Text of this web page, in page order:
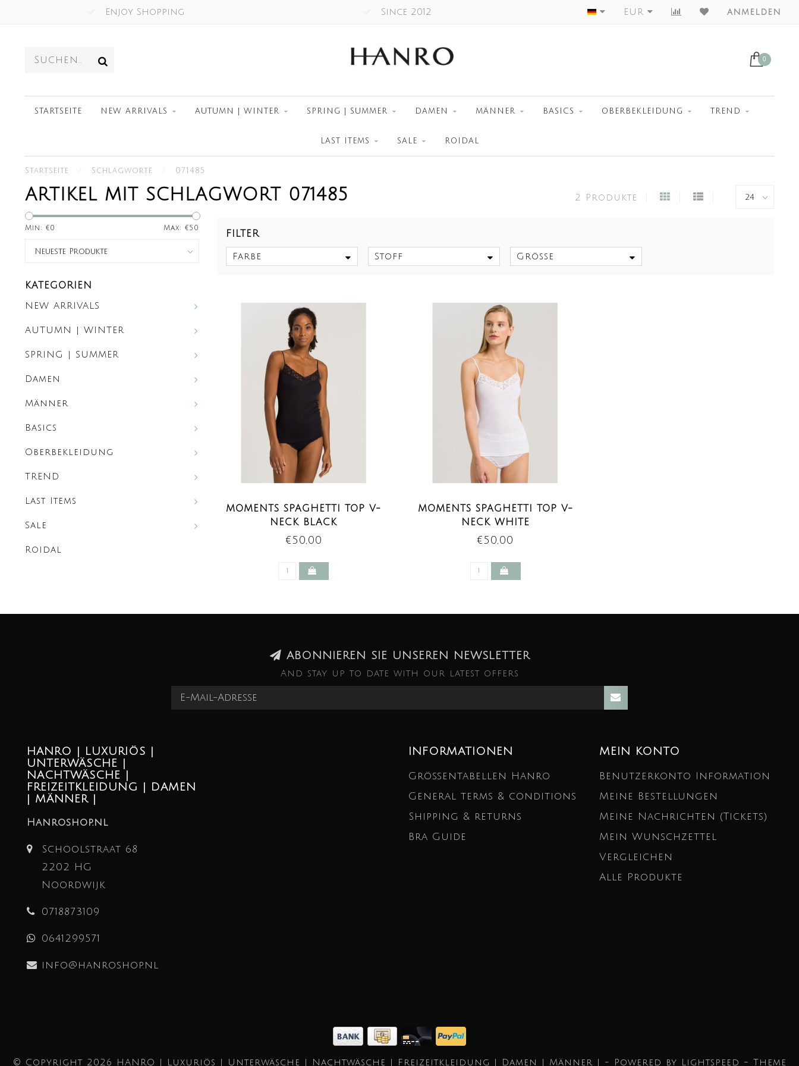
Enjoy Shopping Since 2012 Worldwide Shipment
EUR anmelden
0
STARTSEITE NEW ARRIVALS AUTUMN | WINTER SPRING | SUMMER DAMEN MÄNNER BASICS OBERBEKLEIDUNG TREND
LAST ITEMS SALE ROIDAL
Startseite Schlagworte 071485
ARTIKEL MIT SCHLAGWORT 071485 2 Produkte
Min: €0 Max: €50
KATEGORIEN
NEW ARRIVALS
AUTUMN | WINTER
SPRING | SUMMER
Damen
Männer
Basics
Oberbekleidung
TREND
Last Items
Sale
Roidal
FILTER
Farbe Stoff Größe
MOMENTS SPAGHETTI TOP V-
NECK BLACK
€50,00
MOMENTS SPAGHETTI TOP V-
NECK WHITE
€50,00
ABONNIEREN SIE UNSEREN NEWSLETTER
And stay up to date with our latest offers
HANRO | LUXURIÖS |
UNTERWÄSCHE |
NACHTWÄSCHE |
FREIZEITKLEIDUNG | DAMEN
| MÄNNER |
Hanroshop.nl
Schoolstraat 68
2202 HG
Noordwijk
0718873109
0641299571
info@hanroshop.nl
INFORMATIONEN
Größentabellen Hanro
General terms & conditions
Shipping & returns
Bra Guide
MEIN KONTO
Benutzerkonto Information
Meine Bestellungen
Meine Nachrichten (Tickets)
Mein Wunschzettel
Vergleichen
Alle Produkte
© Copyright 2026 HANRO | Luxuriös | Unterwäsche | Nachtwäsche | Freizeitkleidung | Damen | Männer | - Powered by Lightspeed - Theme